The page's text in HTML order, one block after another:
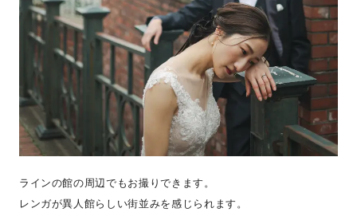
ラインの館の周辺でもお撮りできます。
レンガが異人館らしい街並みを感じられます。